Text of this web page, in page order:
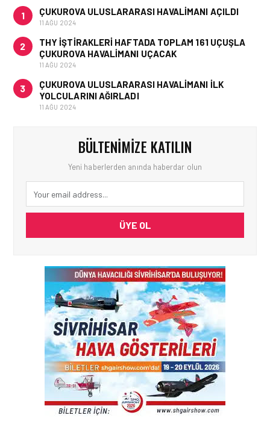
1 ÇUKUROVA ULUSLARARASI HAVALIMANI AÇILDI
11 AĞU 2024
2
THY IŞTIRAKLERI HAFTADA TOPLAM 161 UÇUŞLA
ÇUKUROVA HAVALIMANI UÇACAK
11 AĞU 2024
3
ÇUKUROVA ULUSLARARASI HAVALIMANI İLK
YOLCULARINI AĞIRLADI
11 AĞU 2024
BÜLTENIMIZE KATILIN
Yeni haberlerden anında haberdar olun
ÜYE OL